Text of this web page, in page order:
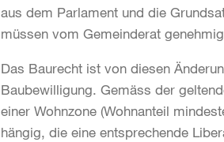
aus dem Parlament und die
müssen vom Gemeinderat
Das Baurecht ist von diesen
Baubewilligung. Gemäss der
einer Wohnzone (Wohnanteil
hängig, die eine entsprechende